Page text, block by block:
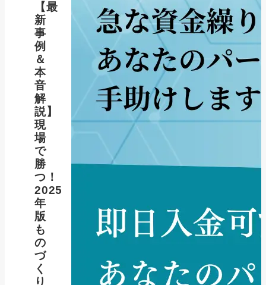
【最
新
事
例
＆
本
音
解
説】
現
場
で
勝
つ！
2025
年
版
も
の
づ
く
り